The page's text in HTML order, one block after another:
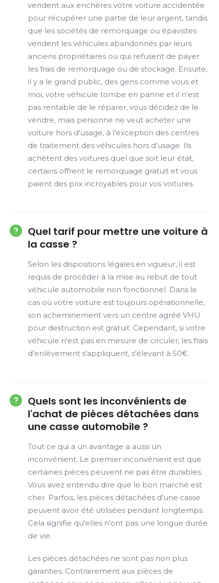
vendent aux enchères votre voiture accidentée
pour récupérer une partie de leur argent, tandis
que les sociétés de remorquage ou épavistes
vendent les véhicules abandonnés par leurs
anciens propriétaires ou qui refusent de payer
les frais de remorquage ou de stockage. Ensuite,
il y a le grand public, des gens comme vous et
moi, votre véhicule tombe en panne et il n'est
pas rentable de le réparer, vous décidez de le
vendre, mais personne ne veut acheter une
voiture hors d'usage, à l'exception des centres
de traitement des véhicules hors d’usage. Ils
achètent des voitures quel que soit leur état,
certains offrent le remorquage gratuit et vous
paient des prix incroyables pour vos voitures.
Quel tarif pour mettre une voiture à
la casse ?
Selon les dispositions légales en vigueur, il est
requis de procéder à la mise au rebut de tout
véhicule automobile non fonctionnel. Dans le
cas où votre voiture est toujours opérationnelle,
son acheminement vers un centre agréé VHU
pour destruction est gratuit. Cependant, si votre
véhicule n'est pas en mesure de circuler, les frais
d'enlèvement s'appliquent, s'élevant à 50€.
Quels sont les inconvénients de
l'achat de pièces détachées dans
une casse automobile ?
Tout ce qui a un avantage a aussi un
inconvénient. Le premier inconvénient est que
certaines pièces peuvent ne pas être durables.
Vous avez entendu dire que le bon marché est
cher. Parfois, les pièces détachées d'une casse
peuvent avoir été utilisées pendant longtemps.
Cela signifie qu'elles n'ont pas une longue durée
de vie.
Les pièces détachées ne sont pas non plus
garanties. Contrairement aux pièces de